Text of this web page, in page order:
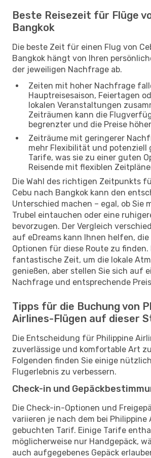
Beste Reisezeit für Flüge
Bangkok
Die beste Zeit für einen Flug von
Bangkok hängt von Ihren
der jeweiligen Nachfrage ab.
Zeiten mit hoher Nachfrage
Hauptreisesaison, Feiertagen
lokalen Veranstaltungen
Zeiträumen kann die
begrenzter und die Preise
Zeiträume mit geringerer
mehr Flexibilität und potenziell
Tarife, was sie zu einer guten
Reisende mit flexiblen
Die Wahl des richtigen Zeitpunkts
Cebu nach Bangkok kann den
Unterschied machen – egal, ob Sie
Trubel eintauchen oder eine
bevorzugen. Der Vergleich
auf eDreams kann Ihnen helfen,
Optionen für diese Route zu finden.
fantastische Zeit, um die lokale
genießen, aber stellen Sie sich auf
Nachfrage und entsprechende
Tipps für die Buchung von
Airlines-Flügen auf dieser
Die Entscheidung für Philippine
zuverlässige und komfortable Art
Folgenden finden Sie einige
Flugerlebnis zu verbessern.
Check-in und
Die Check-in-Optionen und
variieren je nach dem bei Philippine
gebuchten Tarif. Einige Tarife
möglicherweise nur Handgepäck,
auch aufgegebenes Gepäck